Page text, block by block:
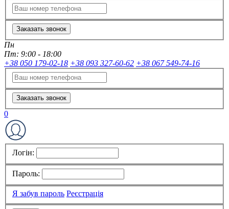
Заказать звонок
Пн
Пт: 9:00 - 18:00
+38 050 179-02-18 +38 093 327-60-62 +38 067 549-74-16
Заказать звонок
0
Логін:
Пароль:
Я забув пароль Реєстрація